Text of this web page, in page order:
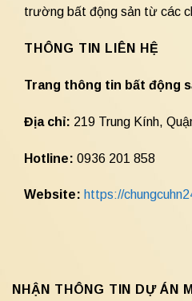
trường bất động sản từ các
THÔNG TIN LIÊN HỆ
Trang thông tin bất động
Địa chỉ: 219 Trung Kính,
Hotline: 0936 201 858
Website: https://
NHẬN THÔNG TIN DỰ ÁN